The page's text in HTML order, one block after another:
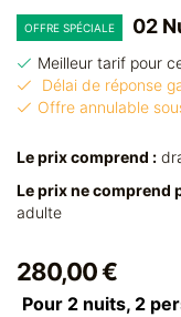
OFFRE SPÉCIALE 02
Meilleur tarif pour
Délai de réponse
Offre annulable
Le prix comprend :
Le prix ne comprend
adulte
280,00 €
Pour 2 nuits, 2